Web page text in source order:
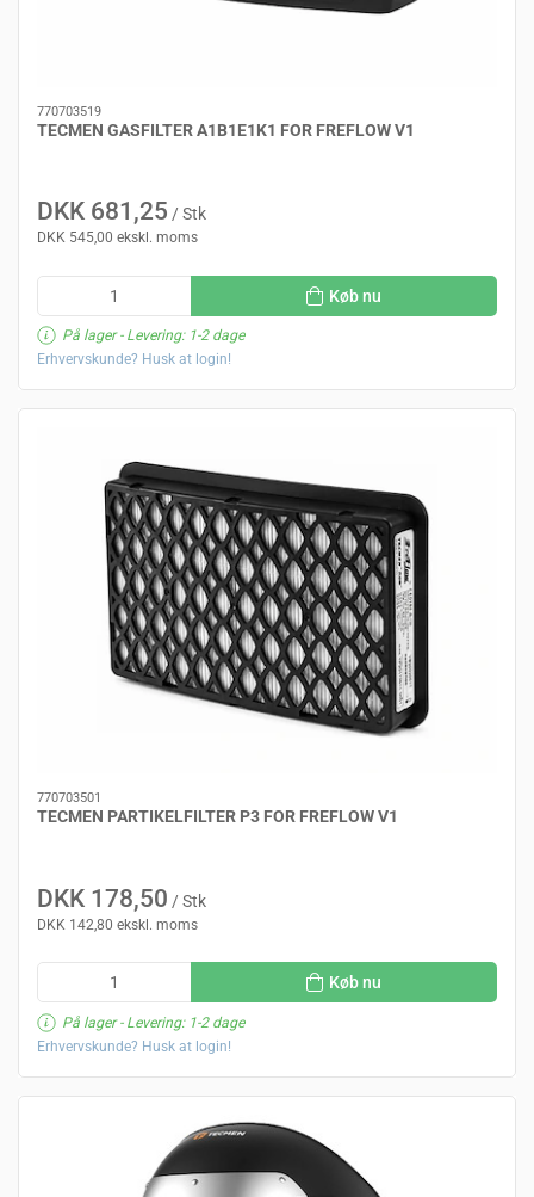
770703519
TECMEN GASFILTER A1B1E1K1 FOR FREFLOW V1
DKK 681,25 / Stk
DKK 545,00 ekskl. moms
Køb nu
På lager- Levering: 1-2 dage
Erhvervskunde? Husk at login!
770703501
TECMEN PARTIKELFILTER P3 FOR FREFLOW V1
DKK 178,50 / Stk
DKK 142,80 ekskl. moms
Køb nu
På lager- Levering: 1-2 dage
Erhvervskunde? Husk at login!